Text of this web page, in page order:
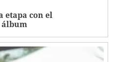
etapa con el
álbum